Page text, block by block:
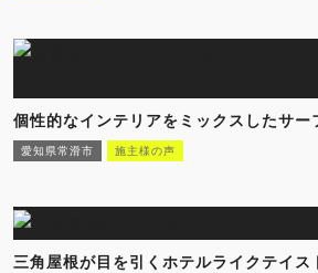
個性的なインテリアをミックスしたサー
愛知県常滑市 施主様の声
三角屋根が目を引くホテルライクテイス